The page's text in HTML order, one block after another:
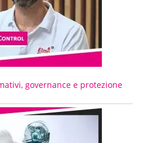
governance e protezione